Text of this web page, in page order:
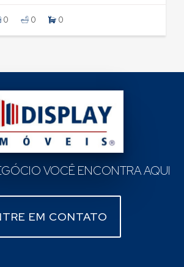
0 0 0
VOCÊ ENCONTRA AQUI
EM CONTATO